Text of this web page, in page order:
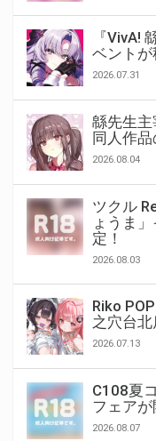
『VivA!
ベントが
2026.07.31
緜先生主
同人作
2026.08.04
ツクル
ょうま
定！
2026.08.03
Riko
之穴台北
2026.07.13
C108夏
フェアが
2026.08.07